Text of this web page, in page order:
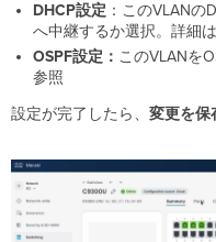
DHCP設定 ：このVLAN
へ中継するか選択。詳細は
OSPF設定： このVLANを
参照
設定が完了したら、変更を保